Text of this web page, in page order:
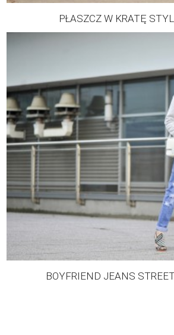
PŁASZCZ W KRATĘ
BOYFRIEND JEANS